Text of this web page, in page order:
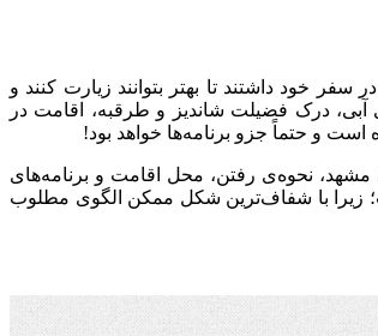
خود داشتند تا بهتر بتوانند زیارت کنند و
آبی، درک فضیلت شاندیز و طرقبه، اقامت در
و حتماً جزو برنامه‌ها خواهد بود!
مشهد، نحوه‌ی رفتن، محل اقامت و برنامه‌های
زیرا با شفاف‌ترین شکل ممکن الگوی مطلوب